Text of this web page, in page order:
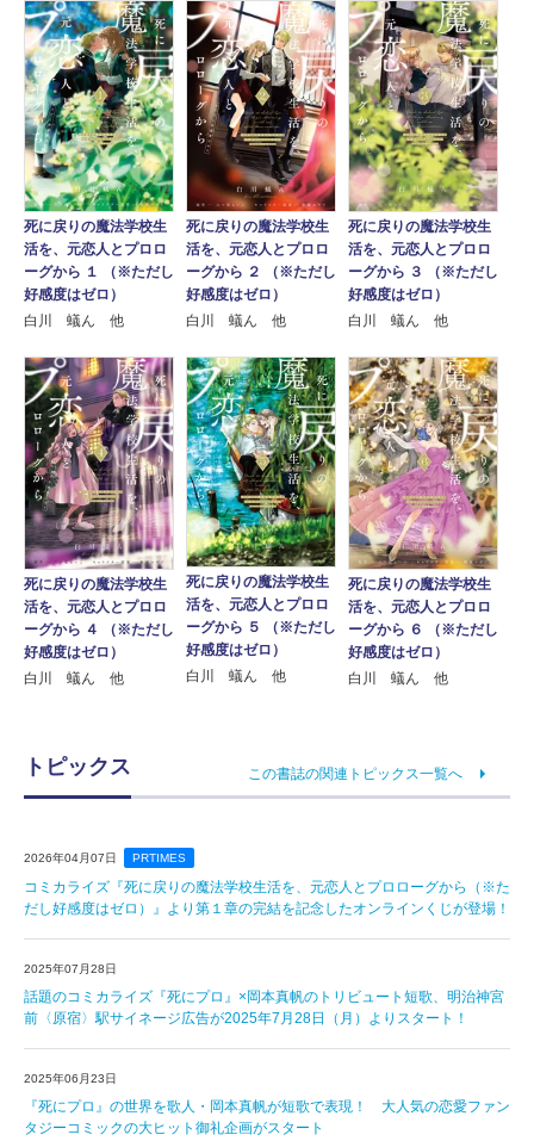
死に戻りの魔法学校生
活を、元恋人とプロロ
ーグから １ （※ただし
好感度はゼロ）
白川 蟻ん 他
死に戻りの魔法学校生
活を、元恋人とプロロ
ーグから ２ （※ただし
好感度はゼロ）
白川 蟻ん 他
死に戻りの魔法学校生
活を、元恋人とプロロ
ーグから ３ （※ただし
好感度はゼロ）
白川 蟻ん 他
死に戻りの魔法学校生
活を、元恋人とプロロ
ーグから ４ （※ただし
好感度はゼロ）
白川 蟻ん 他
死に戻りの魔法学校生
活を、元恋人とプロロ
ーグから ５ （※ただし
好感度はゼロ）
白川 蟻ん 他
死に戻りの魔法学校生
活を、元恋人とプロロ
ーグから ６ （※ただし
好感度はゼロ）
白川 蟻ん 他
トピックス この書誌の関連トピックス一覧へ
2026年04月07日 PRTIMES
コミカライズ『死に戻りの魔法学校生活を、元恋人とプロローグから（※た
だし好感度はゼロ）』より第１章の完結を記念したオンラインくじが登場！
2025年07月28日
話題のコミカライズ『死にプロ』×岡本真帆のトリビュート短歌、明治神宮
前〈原宿〉駅サイネージ広告が2025年7月28日（月）よりスタート！
2025年06月23日
『死にプロ』の世界を歌人・岡本真帆が短歌で表現！ 大人気の恋愛ファン
タジーコミックの大ヒット御礼企画がスタート